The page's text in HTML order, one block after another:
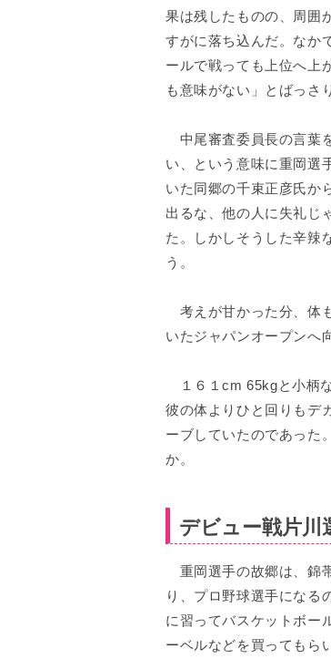
果は残したものの、周囲
すがに落ち込んだ。なか
ールで戦っても上位へ上
も意味がない」とばっさ
中尾審査委員長の言葉
い、という意味に重岡選
いた同郷の千束正彦氏か
出るな、他の人に失礼じ
た。しかしそうした辛辣
う。
考えが甘かった分、体
いたジャパンオープンへ
１６１cm 65kgと小柄
彼の体よりひと回りもデ
ーブしていたのであった
か。
デビュー戦片川
重岡選手の故郷は、錦
り、プロ野球選手になる
に習ってバスケットボー
ーベルなどを買ってもら